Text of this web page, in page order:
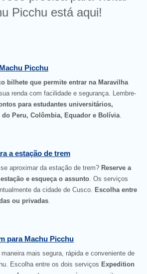
Picchu está aqui!
Picchu
bilhete que permite entrar na Maravilha
sua renda com facilidade e segurança. Lembre-
para estudantes universitários,
do Peru, Colômbia, Equador e Bolívia
a estação de trem
aproximar da estação de trem? Reserve a
e esqueça o assunto . Os serviços
da cidade de Cusco. Escolha entre
ou privadas
para Machu Picchu
mais segura, rápida e conveniente de
Escolha entre os dois serviços Expedition